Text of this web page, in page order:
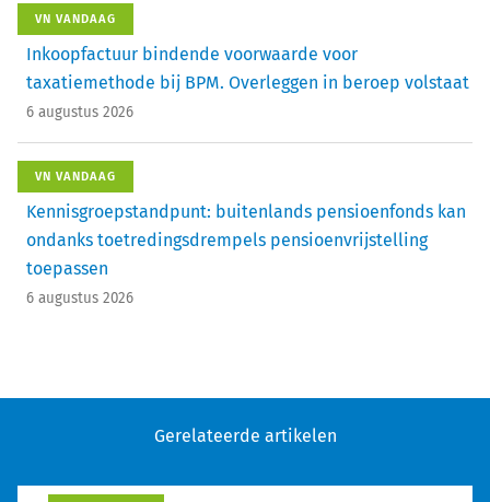
VN VANDAAG
Inkoopfactuur bindende voorwaarde voor
taxatiemethode bij BPM. Overleggen in beroep volstaat
6 augustus 2026
VN VANDAAG
Kennisgroepstandpunt: buitenlands pensioenfonds kan
ondanks toetredingsdrempels pensioenvrijstelling
toepassen
6 augustus 2026
Gerelateerde artikelen